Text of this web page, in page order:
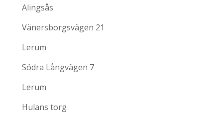
Alingsås
Vänersborgsvägen 21
Lerum
Södra Långvägen 7
Lerum
Hulans torg